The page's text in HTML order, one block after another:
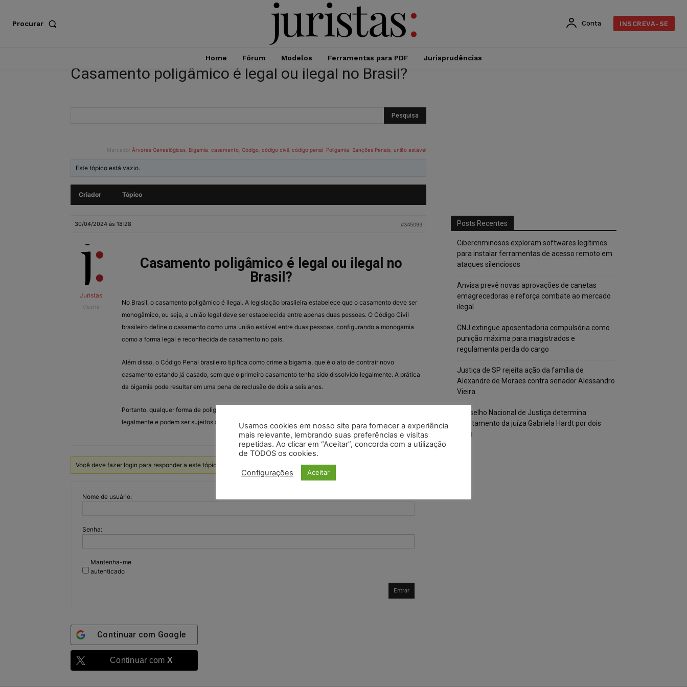
Procurar Conta INSCREVA-SE
Home Fórum Modelos Ferramentas para PDF Jurisprudências
Casamento poligâmico é legal ou ilegal no Brasil?
Marcado: Árvores Genealógicas Bigamia casamento Código código civil código penal Poligamia Sanções Penais união estável
Este tópico está vazio.
Criador Tópico
30/04/2024 às 18:28 #345093
Juristas
Mestre
Casamento poligâmico é legal ou ilegal no
Brasil?
No Brasil, o casamento poligâmico é ilegal. A legislação brasileira estabelece que o casamento deve ser
monogâmico, ou seja, a união legal deve ser estabelecida entre apenas duas pessoas. O Código Civil
brasileiro define o casamento como uma união estável entre duas pessoas, configurando a monogamia
como a forma legal e reconhecida de casamento no país.
Além disso, o Código Penal brasileiro tipifica como crime a bigamia, que é o ato de contrair novo
casamento estando já casado, sem que o primeiro casamento tenha sido dissolvido legalmente. A prática
da bigamia pode resultar em uma pena de reclusão de dois a seis anos.
Portanto, qualquer forma de poligamia ou casamentos múltiplos simultâneos não são reconhecidos
legalmente e podem ser sujeitos a sanções penais no Brasil.
Você deve fazer login para responder a este tópico.
Nome de usuário:
Senha:
Mantenha-me
autenticado
Entrar
Continuar com Google
Continuar com X
Posts Recentes
Cibercriminosos exploram softwares legítimos
para instalar ferramentas de acesso remoto em
ataques silenciosos
Anvisa prevê novas aprovações de canetas
emagrecedoras e reforça combate ao mercado
ilegal
CNJ extingue aposentadoria compulsória como
punição máxima para magistrados e
regulamenta perda do cargo
Justiça de SP rejeita ação da família de
Alexandre de Moraes contra senador Alessandro
Vieira
Conselho Nacional de Justiça determina
afastamento da juíza Gabriela Hardt por dois
anos
Usamos cookies em nosso site para fornecer a experiência
mais relevante, lembrando suas preferências e visitas
repetidas. Ao clicar em “Aceitar”, concorda com a utilização
de TODOS os cookies.
Configurações Aceitar